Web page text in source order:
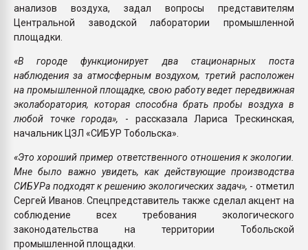
анализов воздуха, задал вопросы представителям
Центральной заводской лаборатории промышленной
площадки.
«В городе функционирует два стационарных поста
наблюдения за атмосферным воздухом, третий расположен
на промышленной площадке, свою работу ведет передвижная
эколаборатория, которая способна брать пробы воздуха в
любой точке города», - рассказала Лариса Трескинская,
начальник ЦЗЛ «СИБУР Тобольска».
«Это хороший пример ответственного отношения к экологии.
Мне было важно увидеть, как действующие производства
СИБУРа подходят к решению экологических задач», - отметил
Сергей Иванов. Спецпредставитель также сделал акцент на
соблюдение всех требования экологического
законодательства на территории Тобольской
промышленной площадки.